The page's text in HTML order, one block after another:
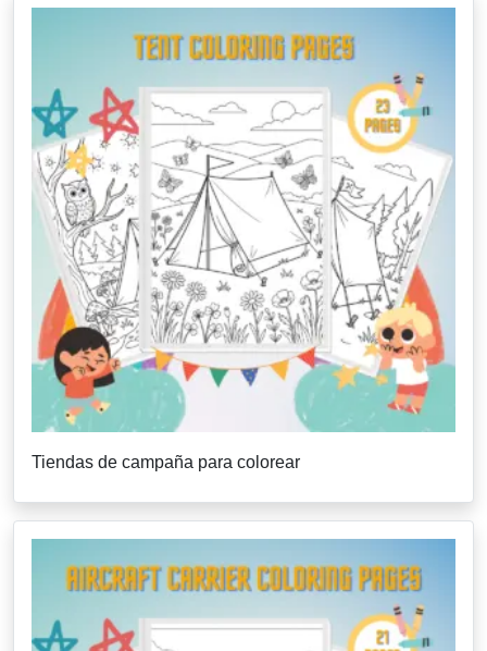
Tiendas de campaña para colorear